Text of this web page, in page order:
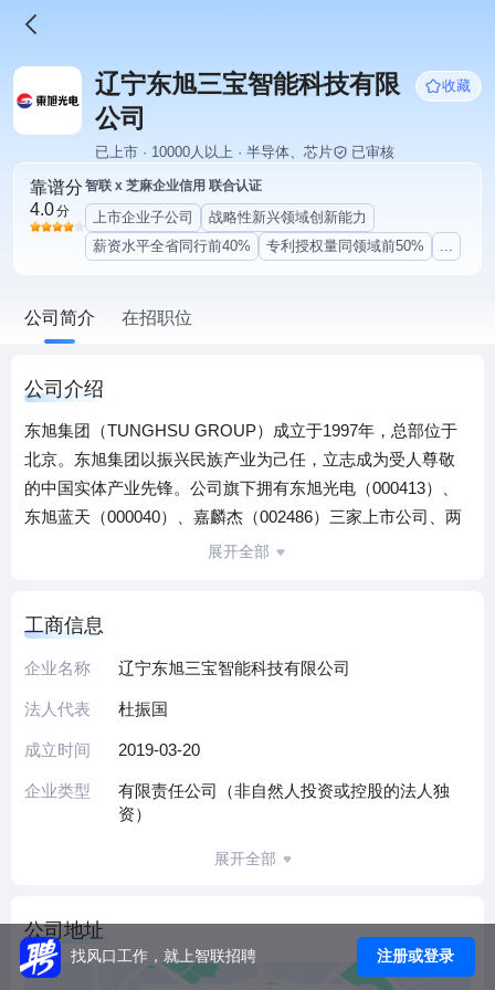
辽宁东旭三宝智能科技有限
公司
收藏
已上市 · 10000人以上 · 半导体、芯片 已审核
靠谱分
4.0分
智联 x 芝麻企业信用 联合认证
上市企业子公司
战略性新兴领域创新能力
薪资水平全省同行前40%
专利授权量同领域前50% ...
公司简介 在招职位
公司介绍
东旭集团（TUNGHSU GROUP）成立于1997年，总部位于
北京。东旭集团以振兴民族产业为己任，立志成为受人尊敬
的中国实体产业先锋。公司旗下拥有东旭光电（000413）、
东旭蓝天（000040）、嘉麟杰（002486）三家上市公司、两
百余家全资及控股公司，业务遍及北京、上海、广东、西藏
建了光电显示材料、高端装备制造、石墨烯产业化应用、新
能源与环保、产业园区、生态健康等多元产业板块。
来，东旭将继续秉承“感恩做人、敬业做事”的企业理念，通
过“产融结合”的方式持续为产业固本强基，力争成为智能制
产业集团。
展开全部
工商信息
企业名称 辽宁东旭三宝智能科技有限公司
法人代表 杜振国
成立时间 2019-03-20
企业类型
有限责任公司（非自然人投资或控股的法人独
资）
展开全部
公司地址
找风口工作，就上智联招聘 注册或登录